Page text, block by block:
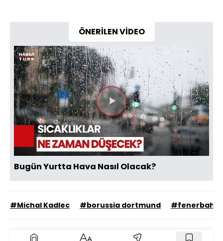
ÖNERİLEN VİDEO
Videoyu
Oynat
Bugün Yurtta Hava Nasıl Olacak?
#Michal Kadlec #borussia dortmund